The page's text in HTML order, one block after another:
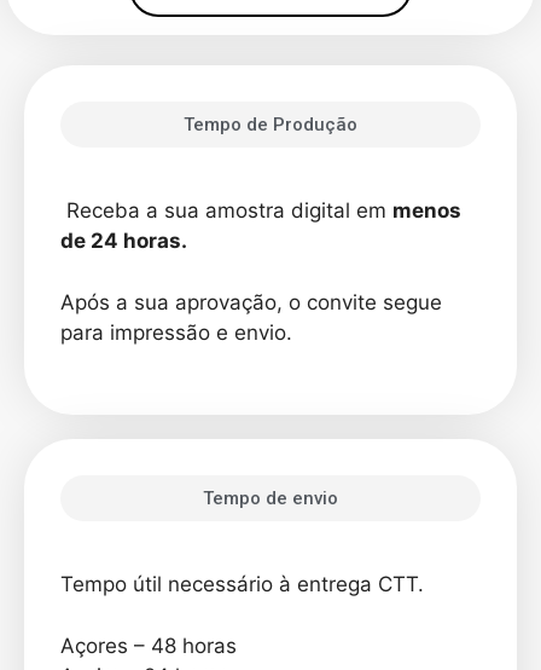
Tempo de Produção
Receba a sua amostra digital em menos
de 24 horas.
Após a sua aprovação, o convite segue
para impressão e envio.
Tempo de envio
Tempo útil necessário à entrega CTT.
Açores – 48 horas